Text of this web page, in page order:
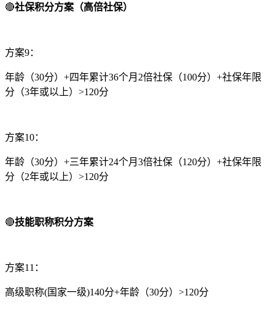
🔴社保积分方案（高倍社保）
方案9：
年龄（30分）+四年累计36个月2倍社保（100分）+社保年限
分（3年或以上）>120分
方案10：
年龄（30分）+三年累计24个月3倍社保（120分）+社保年限
分（2年或以上）>120分
🔴技能职称积分方案
方案11：
高级职称(国家一级)140分+年龄（30分）>120分